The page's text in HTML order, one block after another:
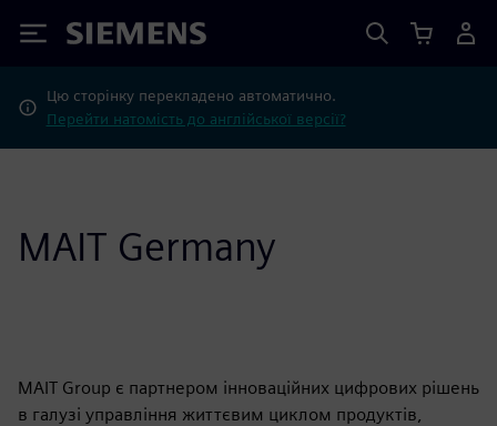
Siemens
Цю сторінку перекладено автоматично.
Перейти натомість до англійської версії?
MAIT Germany
MAIT Group є партнером інноваційних цифрових рішень
в галузі управління життєвим циклом продуктів,